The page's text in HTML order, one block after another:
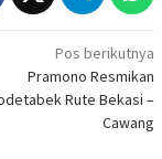
Pos berikutnya
Pramono Resmikan
Rute Bekasi –
Cawang